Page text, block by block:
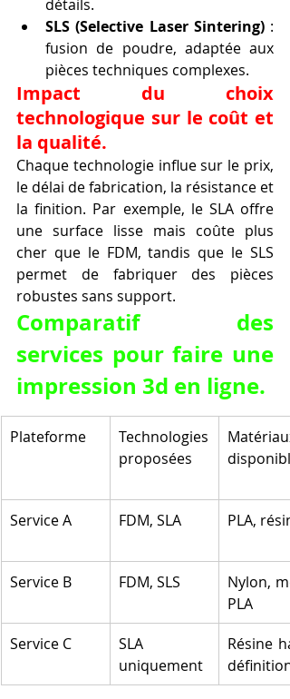
détails.
SLS (Selective Laser Sintering) :
fusion de poudre, adaptée aux
pièces techniques complexes.
Impact du choix
technologique sur le coût et
la qualité.
Chaque technologie influe sur le prix,
le délai de fabrication, la résistance et
la finition. Par exemple, le SLA offre
une surface lisse mais coûte plus
cher que le FDM, tandis que le SLS
permet de fabriquer des pièces
robustes sans support.
Comparatif des
services pour faire une
impression 3d en ligne.
Plateforme
Technologies
proposées
Matériaux
Service A FDM, SLA PLA,
Service B FDM, SLS
Nylon,
PLA
Service C
SLA
uniquement
Résine
définition